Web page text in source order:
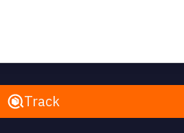
AllTrack